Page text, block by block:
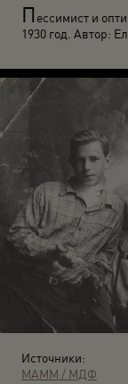
Пессимист и
1930 год. Автор:
Источники:
МАММ / МДФ